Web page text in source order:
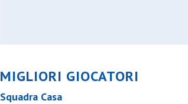
MIGLIORI GIOCATORI
Squadra Casa